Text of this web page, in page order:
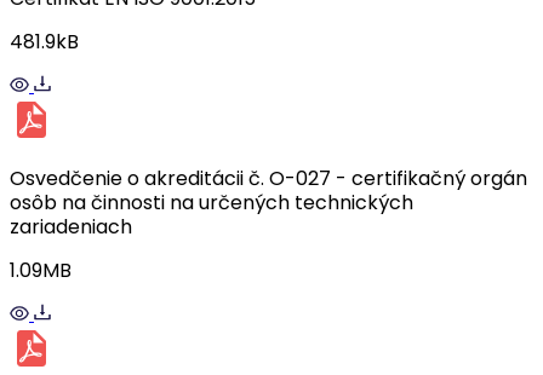
481.9kB
Osvedčenie o akreditácii č. O-027 - certifikačný orgán
osôb na činnosti na určených technických
zariadeniach
1.09MB